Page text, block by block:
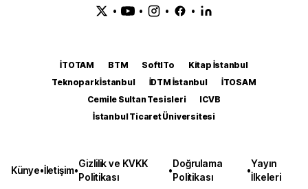
• • • •
İTOTAM BTM SoftITo
Kitap İstanbul
Teknopark İstanbul
İDTM İstanbul
İTOSAM
Cemile Sultan Tesisleri
ICVB
İstanbul Ticaret Üniversitesi
Künye•İletişim•
Gizlilik ve KVKK
Politikası
•
Doğrulama
Politikası
•
Yayın
İlkeleri